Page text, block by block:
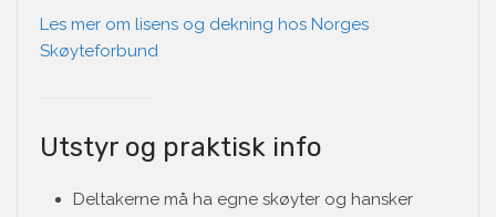
Les mer om lisens og dekning hos Norges
Skøyteforbund
Utstyr og praktisk info
Deltakerne må ha egne skøyter og hansker